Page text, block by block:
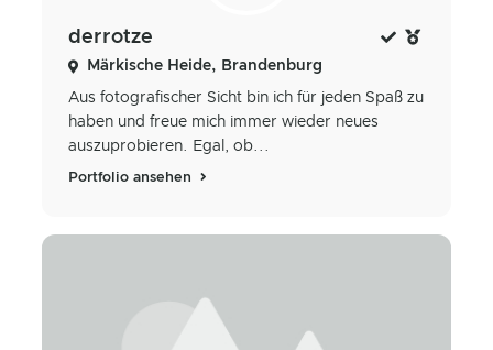
derrotze
Märkische Heide, Brandenburg
Aus fotografischer Sicht bin ich für jeden Spaß zu
haben und freue mich immer wieder neues
auszuprobieren. Egal, ob...
Portfolio ansehen